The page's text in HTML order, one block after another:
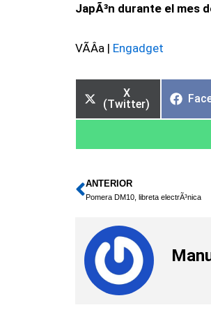
JapÃ³n durante el mes
VÃ­Â­a | Engadget
X
(Twitter)
Ant
ANTERIOR
Pomera DM10, libreta electrÃ³nica